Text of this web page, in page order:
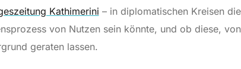
Kathimerini – in diplomatischen Kreisen
von Nutzen sein könnte, und ob diese,
geraten lassen.